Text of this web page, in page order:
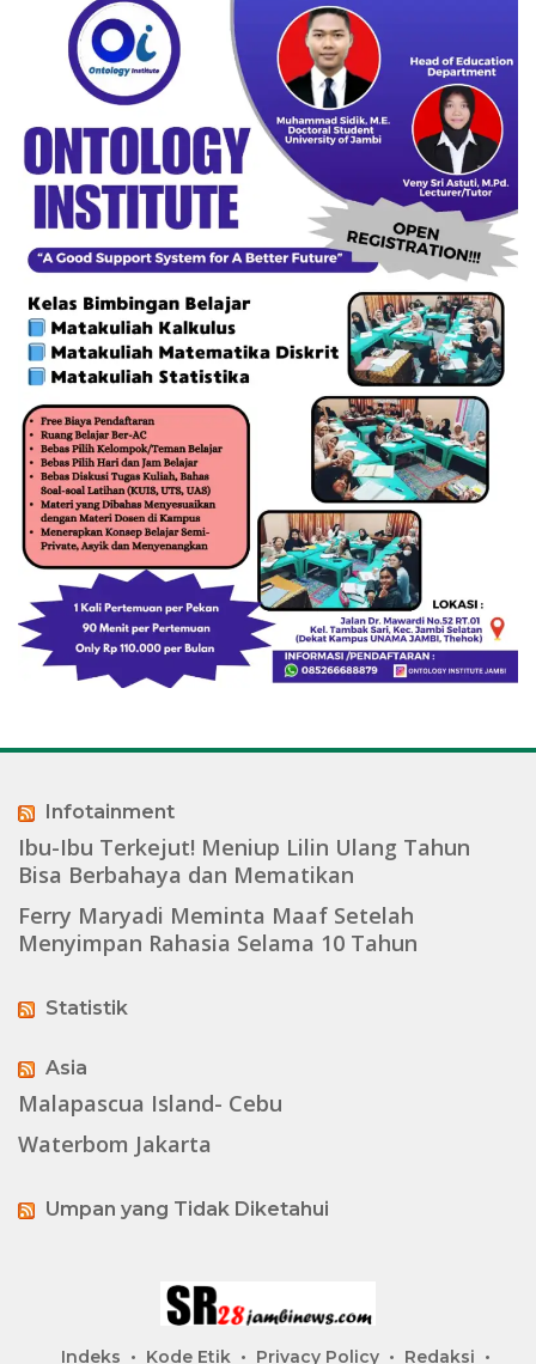
Infotainment
Ibu-Ibu Terkejut! Meniup Lilin Ulang Tahun
Bisa Berbahaya dan Mematikan
Ferry Maryadi Meminta Maaf Setelah
Menyimpan Rahasia Selama 10 Tahun
Statistik
Asia
Malapascua Island- Cebu
Waterbom Jakarta
Umpan yang Tidak Diketahui
Indeks Kode Etik Privacy Policy Redaksi